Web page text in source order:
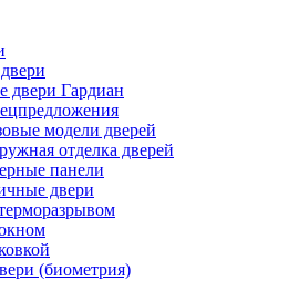
двери Гардиан
модели дверей
отделка дверей
панели
двери
(биометрия)